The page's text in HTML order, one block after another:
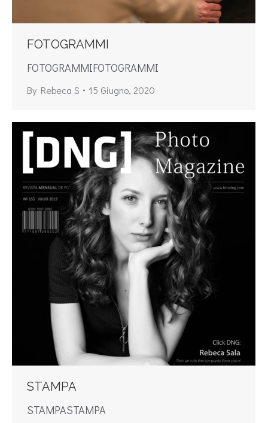
FOTOGRAMMI
FOTOGRAMMIFOTOGRAMMI
By Rebeca S 15 Giugno, 2020
STAMPA
STAMPASTAMPA